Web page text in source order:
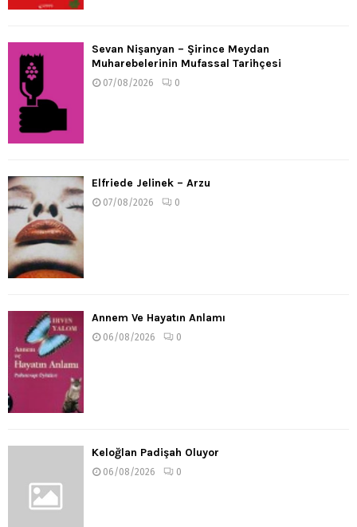
Sevan Nişanyan – Şirince Meydan
Muharebelerinin Mufassal Tarihçesi
07/08/2026 0
Elfriede Jelinek – Arzu
07/08/2026 0
Annem Ve Hayatın Anlamı
06/08/2026 0
Keloğlan Padişah Oluyor
06/08/2026 0